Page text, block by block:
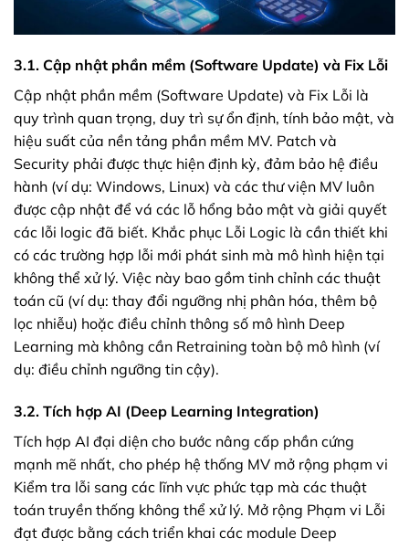
3.1. Cập nhật phần mềm (Software Update) và Fix Lỗi
Cập nhật phần mềm (Software Update) và Fix Lỗi là
quy trình quan trọng, duy trì sự ổn định, tính bảo mật, và
hiệu suất của nền tảng phần mềm MV. Patch và
Security phải được thực hiện định kỳ, đảm bảo hệ điều
hành (ví dụ: Windows, Linux) và các thư viện MV luôn
được cập nhật để vá các lỗ hổng bảo mật và giải quyết
các lỗi logic đã biết. Khắc phục Lỗi Logic là cần thiết khi
có các trường hợp lỗi mới phát sinh mà mô hình hiện tại
không thể xử lý. Việc này bao gồm tinh chỉnh các thuật
toán cũ (ví dụ: thay đổi ngưỡng nhị phân hóa, thêm bộ
lọc nhiễu) hoặc điều chỉnh thông số mô hình Deep
Learning mà không cần Retraining toàn bộ mô hình (ví
dụ: điều chỉnh ngưỡng tin cậy).
3.2. Tích hợp AI (Deep Learning Integration)
Tích hợp AI đại diện cho bước nâng cấp phần cứng
mạnh mẽ nhất, cho phép hệ thống MV mở rộng phạm vi
Kiểm tra lỗi sang các lĩnh vực phức tạp mà các thuật
toán truyền thống không thể xử lý. Mở rộng Phạm vi Lỗi
đạt được bằng cách triển khai các module Deep